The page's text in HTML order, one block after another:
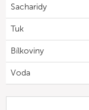
Sacharidy
Tuk
Bílkoviny
Voda